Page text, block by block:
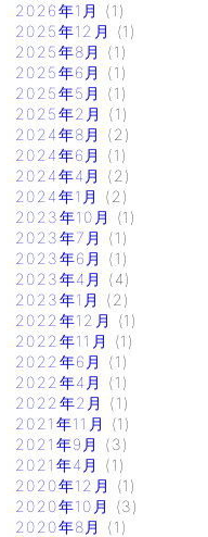
2026年1月
(1)
2025年12月
(1)
2025年8月
(1)
2025年6月
(1)
2025年5月
(1)
2025年2月
(1)
2024年8月
(2)
2024年6月
(1)
2024年4月
(2)
2024年1月
(2)
2023年10月
(1)
2023年7月
(1)
2023年6月
(1)
2023年4月
(4)
2023年1月
(2)
2022年12月
(1)
2022年11月
(1)
2022年6月
(1)
2022年4月
(1)
2022年2月
(1)
2021年11月
(1)
2021年9月
(3)
2021年4月
(1)
2020年12月
(1)
2020年10月
(3)
2020年8月
(1)